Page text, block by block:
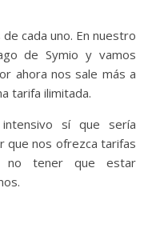
cada uno. En nuestro
de Symio y vamos
ahora nos sale más a
tarifa ilimitada.
sí que sería
que nos ofrezca tarifas
no tener que estar